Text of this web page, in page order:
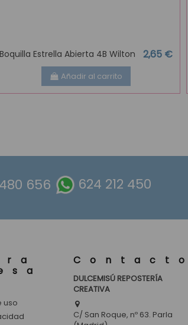
Boquilla Estrella Abierta 4B Wilton 2,65 €
Añadir al carrito
480 656 624 212 450
uso
Contacto
DULCEMISÚ REPOSTERÍA
CREATIVA
C/ San Roque, nº 63. Parla